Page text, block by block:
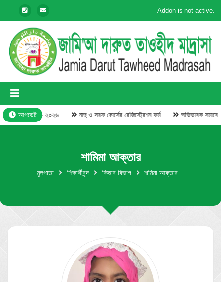
Addon is not active.
আপডেট
বিতরণী- ২০২৬ নাহু ও সরফ কোর্সের রেজিস্ট্রেশন ফর্ম অভিভাবক সমাবেশ
শামিমা আক্তার
মুলপাতা শিক্ষার্থীবৃন্দ কিতাব বিভাগ শামিমা আক্তার